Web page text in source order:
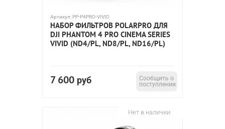
Артикул: PP-P4PRO-VIVID
НАБОР ФИЛЬТРОВ POLARPRO ДЛЯ
DJI PHANTOM 4 PRO CINEMA SERIES
VIVID (ND4/PL, ND8/PL, ND16/PL)
7 600 руб
Сообщить о
поступлении
Нет в наличии